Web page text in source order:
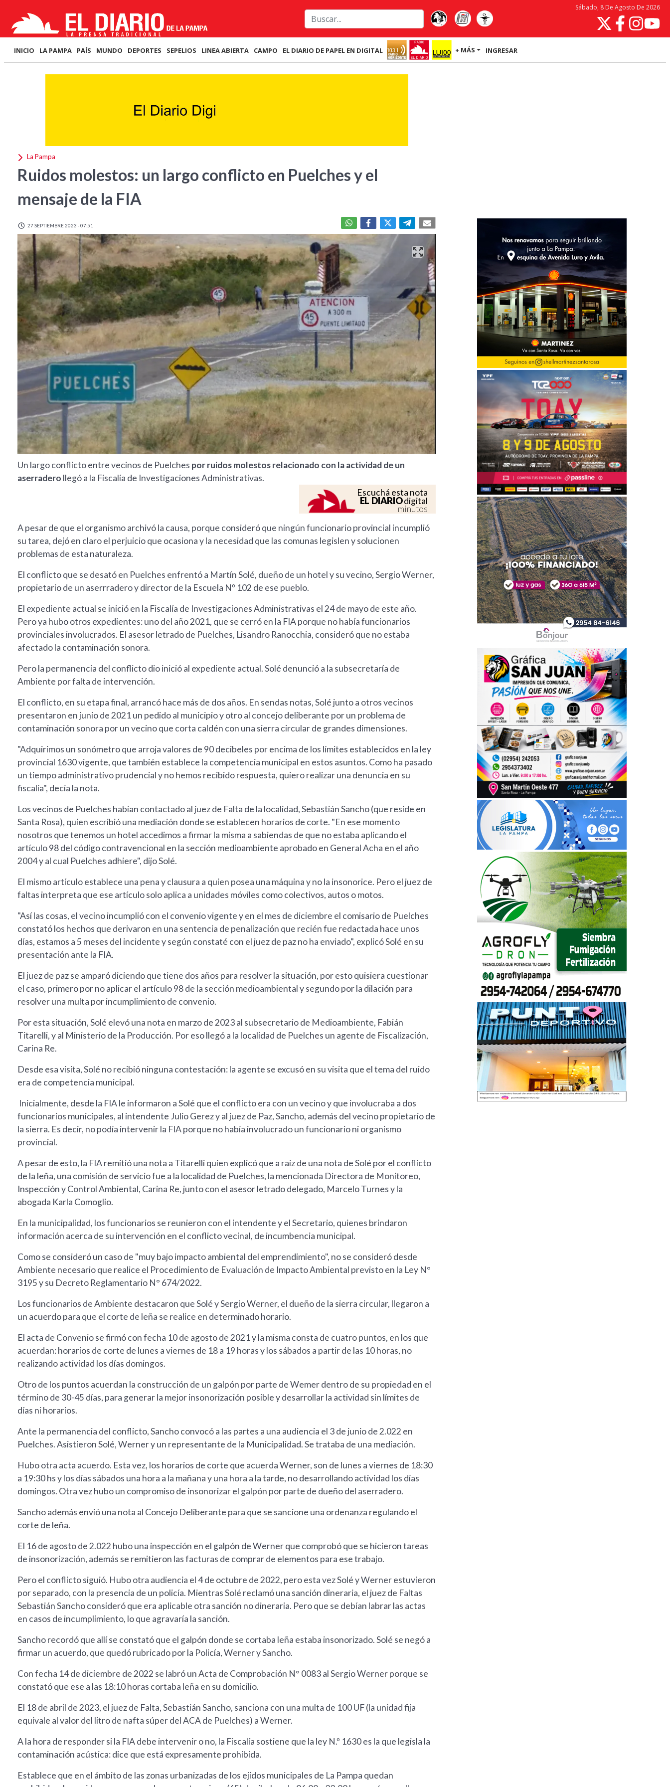
Sábado, 8 De Agosto De 2026
INICIO LA PAMPA PAÍS MUNDO DEPORTES SEPELIOS LINEA ABIERTA CAMPO EL DIARIO DE PAPEL EN DIGITAL + MÁS INGRESAR
La Pampa
Ruidos molestos: un largo conflicto en Puelches y el
mensaje de la FIA
27 SEPTIEMBRE 2023 - 07:51
Un largo conflicto entre vecinos de Puelches por ruidos molestos relacionado con la actividad de un
aserradero llegó a la Fiscalía de Investigaciones Administrativas.
Escuchá esta nota
EL DIARIOdigital
minutos
A pesar de que el organismo archivó la causa, porque consideró que ningún funcionario provincial incumplió
su tarea, dejó en claro el perjuicio que ocasiona y la necesidad que las comunas legislen y solucionen
problemas de esta naturaleza.
El conflicto que se desató en Puelches enfrentó a Martín Solé, dueño de un hotel y su vecino, Sergio Werner,
propietario de un aserrradero y director de la Escuela Nº 102 de ese pueblo.
El expediente actual se inició en la Fiscalía de Investigaciones Administrativas el 24 de mayo de este año.
Pero ya hubo otros expedientes: uno del año 2021, que se cerró en la FIA porque no había funcionarios
provinciales involucrados. El asesor letrado de Puelches, Lisandro Ranocchia, consideró que no estaba
afectado la contaminación sonora.
Pero la permanencia del conflicto dio inició al expediente actual. Solé denunció a la subsecretaría de
Ambiente por falta de intervención.
El conflicto, en su etapa final, arrancó hace más de dos años. En sendas notas, Solé junto a otros vecinos
presentaron en junio de 2021 un pedido al municipio y otro al concejo deliberante por un problema de
contaminación sonora por un vecino que corta caldén con una sierra circular de grandes dimensiones.
"Adquirimos un sonómetro que arroja valores de 90 decibeles por encima de los límites establecidos en la ley
provincial 1630 vigente, que también establece la competencia municipal en estos asuntos. Como ha pasado
un tiempo administrativo prudencial y no hemos recibido respuesta, quiero realizar una denuncia en su
fiscalía", decía la nota.
Los vecinos de Puelches habían contactado al juez de Falta de la localidad, Sebastián Sancho (que reside en
Santa Rosa), quien escribió una mediación donde se establecen horarios de corte. "En ese momento
nosotros que tenemos un hotel accedimos a firmar la misma a sabiendas de que no estaba aplicando el
artículo 98 del código contravencional en la sección medioambiente aprobado en General Acha en el año
2004 y al cual Puelches adhiere", dijo Solé.
El mismo artículo establece una pena y clausura a quien posea una máquina y no la insonorice. Pero el juez de
faltas interpreta que ese artículo solo aplica a unidades móviles como colectivos, autos o motos.
"Así las cosas, el vecino incumplió con el convenio vigente y en el mes de diciembre el comisario de Puelches
constató los hechos que derivaron en una sentencia de penalización que recién fue redactada hace unos
días, estamos a 5 meses del incidente y según constaté con el juez de paz no ha enviado", explicó Solé en su
presentación ante la FIA.
El juez de paz se amparó diciendo que tiene dos años para resolver la situación, por esto quisiera cuestionar
el caso, primero por no aplicar el artículo 98 de la sección medioambiental y segundo por la dilación para
resolver una multa por incumplimiento de convenio.
Por esta situación, Solé elevó una nota en marzo de 2023 al subsecretario de Medioambiente, Fabián
Titarelli, y al Ministerio de la Producción. Por eso llegó a la localidad de Puelches un agente de Fiscalización,
Carina Re.
Desde esa visita, Solé no recibió ninguna contestación: la agente se excusó en su visita que el tema del ruido
era de competencia municipal.
Inicialmente, desde la FIA le informaron a Solé que el conflicto era con un vecino y que involucraba a dos
funcionarios municipales, al intendente Julio Gerez y al juez de Paz, Sancho, además del vecino propietario de
la sierra. Es decir, no podía intervenir la FIA porque no había involucrado un funcionario ni organismo
provincial.
A pesar de esto, la FIA remitió una nota a Titarelli quien explicó que a raíz de una nota de Solé por el conflicto
de la leña, una comisión de servicio fue a la localidad de Puelches, la mencionada Directora de Monitoreo,
Inspección y Control Ambiental, Carina Re, junto con el asesor letrado delegado, Marcelo Turnes y la
abogada Karla Comoglio.
En la municipalidad, los funcionarios se reunieron con el intendente y el Secretario, quienes brindaron
información acerca de su intervención en el conflicto vecinal, de incumbencia municipal.
Como se consideró un caso de "muy bajo impacto ambiental del emprendimiento", no se consideró desde
Ambiente necesario que realice el Procedimiento de Evaluación de Impacto Ambiental previsto en la Ley N°
3195 y su Decreto Reglamentario N° 674/2022.
Los funcionarios de Ambiente destacaron que Solé y Sergio Werner, el dueño de la sierra circular, llegaron a
un acuerdo para que el corte de leña se realice en determinado horario.
El acta de Convenio se firmó con fecha 10 de agosto de 2021 y la misma consta de cuatro puntos, en los que
acuerdan: horarios de corte de lunes a viernes de 18 a 19 horas y los sábados a partir de las 10 horas, no
realizando actividad los días domingos.
Otro de los puntos acuerdan la construcción de un galpón por parte de Wemer dentro de su propiedad en el
término de 30-45 días, para generar la mejor insonorización posible y desarrollar la actividad sin límites de
días ni horarios.
Ante la permanencia del conflicto, Sancho convocó a las partes a una audiencia el 3 de junio de 2.022 en
Puelches. Asistieron Solé, Werner y un representante de la Municipalidad. Se trataba de una mediación.
Hubo otra acta acuerdo. Esta vez, los horarios de corte que acuerda Werner, son de lunes a viernes de 18:30
a 19:30 hs y los días sábados una hora a la mañana y una hora a la tarde, no desarrollando actividad los días
domingos. Otra vez hubo un compromiso de insonorizar el galpón por parte de dueño del aserradero.
Sancho además envió una nota al Concejo Deliberante para que se sancione una ordenanza regulando el
corte de leña.
El 16 de agosto de 2.022 hubo una inspección en el galpón de Werner que comprobó que se hicieron tareas
de insonorización, además se remitieron las facturas de comprar de elementos para ese trabajo.
Pero el conflicto siguió. Hubo otra audiencia el 4 de octubre de 2022, pero esta vez Solé y Werner estuvieron
por separado, con la presencia de un policía. Mientras Solé reclamó una sanción dineraria, el juez de Faltas
Sebastián Sancho consideró que era aplicable otra sanción no dineraria. Pero que se debían labrar las actas
en casos de incumplimiento, lo que agravaría la sanción.
Sancho recordó que allí se constató que el galpón donde se cortaba leña estaba insonorizado. Solé se negó a
firmar un acuerdo, que quedó rubricado por la Policía, Werner y Sancho.
Con fecha 14 de diciembre de 2022 se labró un Acta de Comprobación N° 0083 al Sergio Werner porque se
constató que ese a las 18:10 horas cortaba leña en su domicilio.
El 18 de abril de 2023, el juez de Falta, Sebastián Sancho, sanciona con una multa de 100 UF (la unidad fija
equivale al valor del litro de nafta súper del ACA de Puelches) a Werner.
A la hora de responder si la FIA debe intervenir o no, la Fiscalía sostiene que la ley N.º 1630 es la que legisla la
contaminación acústica: dice que está expresamente prohibida.
Establece que en el ámbito de las zonas urbanizadas de los ejidos municipales de La Pampa quedan